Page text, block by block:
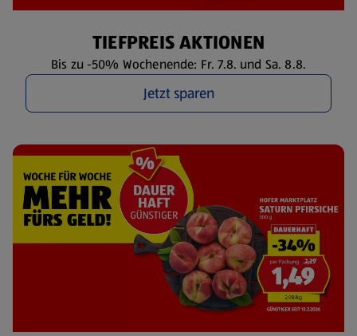
TIEFPREIS AKTIONEN
Bis zu -50% Wochenende: Fr. 7.8. und Sa. 8.8.
Jetzt sparen